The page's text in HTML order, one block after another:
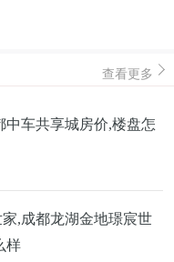
查看更多
中车共享城房价,楼盘怎
,成都龙湖金地璟宸世
样